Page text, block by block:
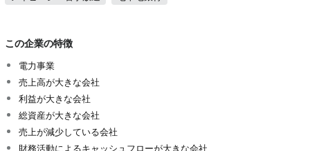
この企業の特徴
電力事業
売上高が大きな会社
利益が大きな会社
総資産が大きな会社
売上が減少している会社
財務活動によるキャッシュフローが大きな会社